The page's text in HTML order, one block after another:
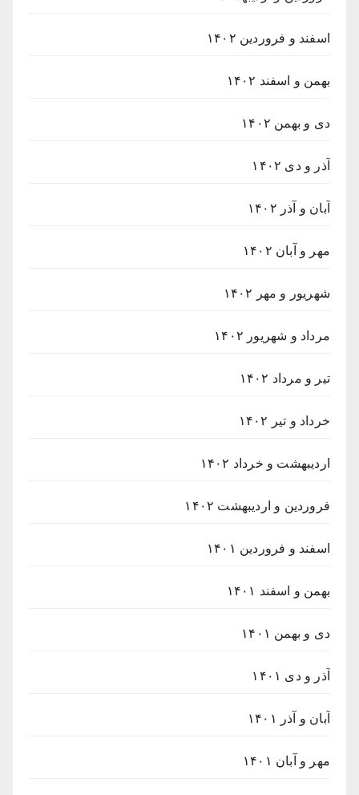
اسفند و فروردین ۱۴۰۲
بهمن و اسفند ۱۴۰۲
دی و بهمن ۱۴۰۲
آذر و دی ۱۴۰۲
آبان و آذر ۱۴۰۲
مهر و آبان ۱۴۰۲
شهریور و مهر ۱۴۰۲
مرداد و شهریور ۱۴۰۲
تیر و مرداد ۱۴۰۲
خرداد و تیر ۱۴۰۲
اردیبهشت و خرداد ۱۴۰۲
فروردین و اردیبهشت ۱۴۰۲
اسفند و فروردین ۱۴۰۱
بهمن و اسفند ۱۴۰۱
دی و بهمن ۱۴۰۱
آذر و دی ۱۴۰۱
آبان و آذر ۱۴۰۱
مهر و آبان ۱۴۰۱